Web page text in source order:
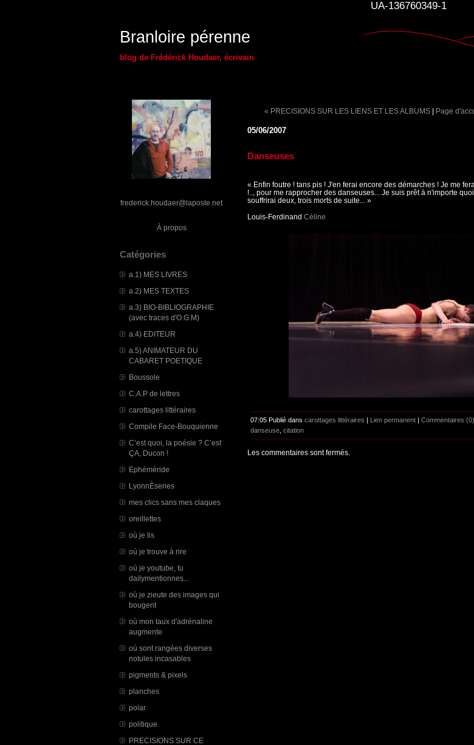
UA-136760349-1
Branloire pérenne
blog de Frédérick Houdaer, écrivain
frederick.houdaer@laposte.net
À propos
Catégories
a.1) MES LIVRES
a.2) MES TEXTES
a.3) BIO-BIBLIOGRAPHIE
(avec traces d'O.G.M)
a.4) EDITEUR
a.5) ANIMATEUR DU
CABARET POETIQUE
Boussole
C.A.P de lettres
carottages littéraires
Compile Face-Bouquienne
C’est quoi, la poésie ? C’est
ÇA, Ducon !
Ephéméride
LyonnÈseries
mes clics sans mes claques
oreillettes
où je lis
où je trouve à rire
où je youtube, tu
dailymentionnes...
où je zieute des images qui
bougent
où mon taux d'adrénaline
augmente
où sont rangées diverses
notules incasables
pigments & pixels
planches
polar
politique
PRECISIONS SUR CE
« PRECISIONS SUR LES LIENS ET LES ALBUMS | Page
05/06/2007
Danseuses
« Enfin foutre ! tans pis ! J'en ferai encore des démarches ! Je me
!.., pour me rapprocher des danseuses... Je suis prêt à n'importe
souffrirai deux, trois morts de suite... »
Louis-Ferdinand Céline
07:05 Publié dans carottages littéraires Lien permanent Commentaires (0)
danseuse, citation
Les commentaires sont fermés.